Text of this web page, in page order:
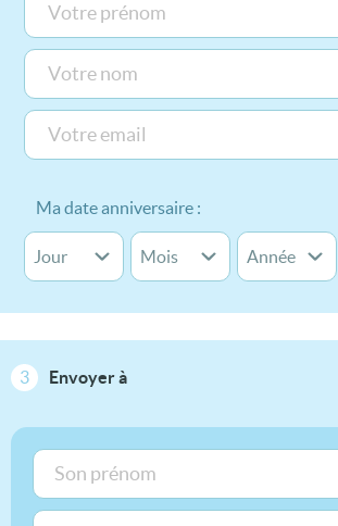
Ma date anniversaire :
3 Envoyer à